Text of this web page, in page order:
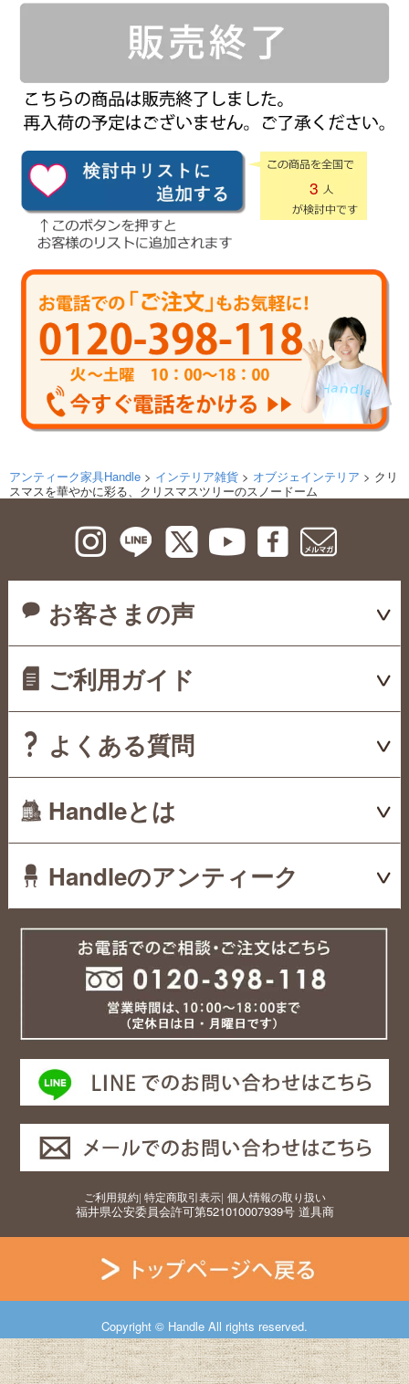
3
アンティーク家具Handle > インテリア雑貨 > オブジェインテリア > クリ
スマスを華やかに彩る、クリスマスツリーのスノードーム
お客さまの声
ご利用ガイド
よくある質問
Handleとは
Handleのアンティーク
ご利用規約| 特定商取引表示| 個人情報の取り扱い
福井県公安委員会許可第521010007939号 道具商
Copyright © Handle All rights reserved.